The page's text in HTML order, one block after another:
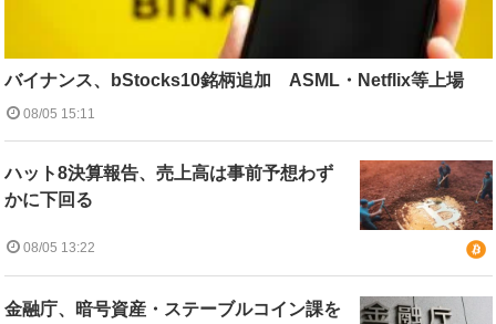
バイナンス、bStocks10銘柄追加 ASML・Netflix等上場
08/05 15:11
ハット8決算報告、売上高は事前予想わず
かに下回る
08/05 13:22
金融庁、暗号資産・ステーブルコイン課を